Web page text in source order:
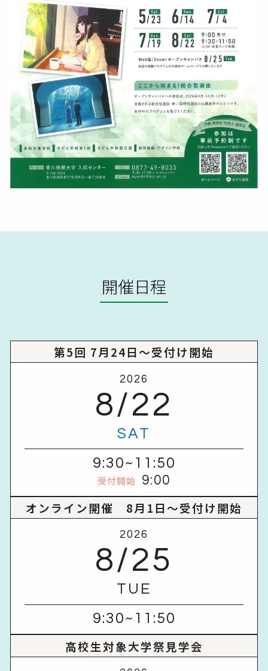
開催日程
第5回 7月24日～受付け開始
2026
8/22
SAT
9:30~11:50
受付開始 9:00
オンライン開催 8月1日～受付け開始
2026
8/25
TUE
9:30~11:50
高校生対象大学祭見学会